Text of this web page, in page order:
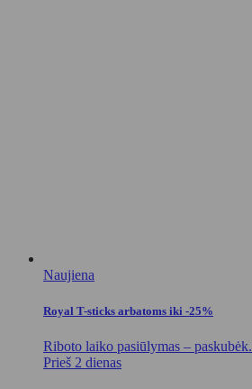
Naujiena
Royal T-sticks arbatoms iki -25%
Riboto laiko pasiūlymas – paskubėk.
Prieš 2 dienas